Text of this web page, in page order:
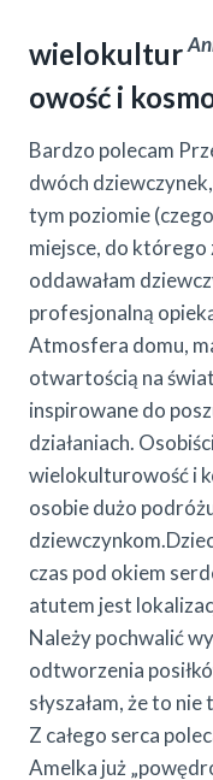
wielokultur
owość i
Bardzo polecam
dwóch
tym poziomie
miejsce, do którego
oddawałam
profesjonalną
Atmosfera domu,
otwartością na
inspirowane do
działaniach.
wielokulturowość i
osobie dużo
czas pod okiem
atutem jest
Należy pochwalić
odtworzenia
słyszałam, że to nie
Z całego serca
Amelka już